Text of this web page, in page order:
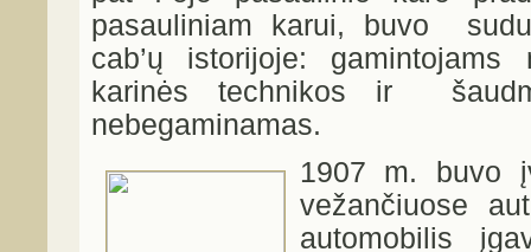
pasauliniam karui, buvo
cab’ų istorijoje:
karinės technikos ir
nebegaminamas.
1907 m. buvo
vežančiuose
automobilis